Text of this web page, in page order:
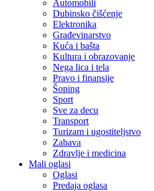
Automobili
Dubinsko čišćenje
Elektronika
Građevinarstvo
Kuća i bašta
Kultura i obrazovanje
Nega lica i tela
Pravo i finansije
Šoping
Sport
Sve za decu
Transport
Turizam i ugostiteljstvo
Zabava
Zdravlje i medicina
Mali oglasi
Oglasi
Predaja oglasa